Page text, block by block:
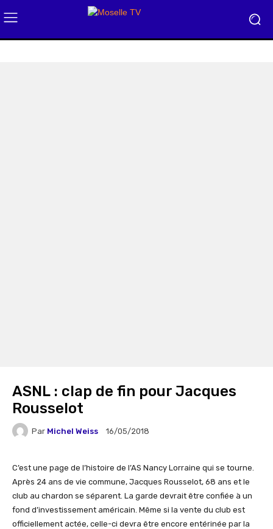
ASNL : clap de fin pour Jacques
Rousselot
Par Michel Weiss 16/05/2018
C’est une page de l’histoire de l’AS Nancy Lorraine qui se tourne.
Après 24 ans de vie commune, Jacques Rousselot, 68 ans et le
club au chardon se séparent. La garde devrait être confiée à un
fond d’investissement américain. Même si la vente du club est
officiellement actée, celle-ci devra être encore entérinée par la